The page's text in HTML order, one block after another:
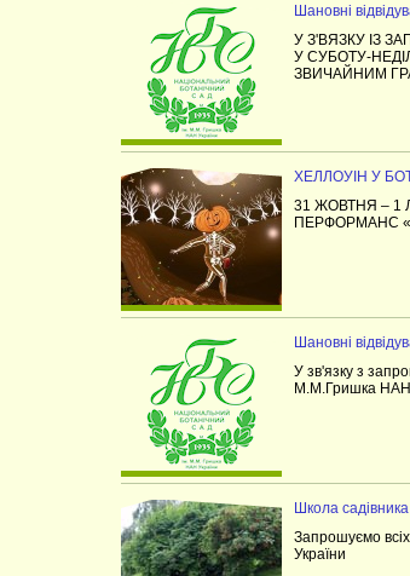
Шановні
У З'ВЯЗКУ ІЗ
У СУБОТУ-
ЗВИЧАЙНИМ
ХЕЛЛОУІН У
31 ЖОВТНЯ – 1
ПЕРФОРМАНС
Шановні
У зв'язку з
М.М.Гришка НАН
Школа садівника
Запрошуємо
України